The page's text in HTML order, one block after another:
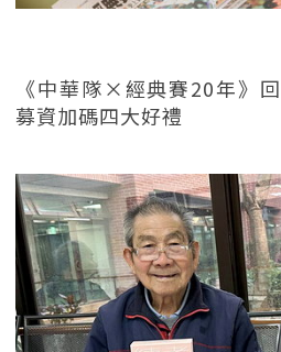
《中華隊×經典賽20年》
募資加碼四大好禮